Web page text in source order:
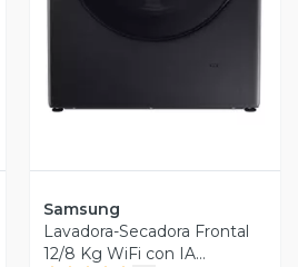
Samsung
Lavadora-Secadora Frontal
12/8 Kg WiFi con IA